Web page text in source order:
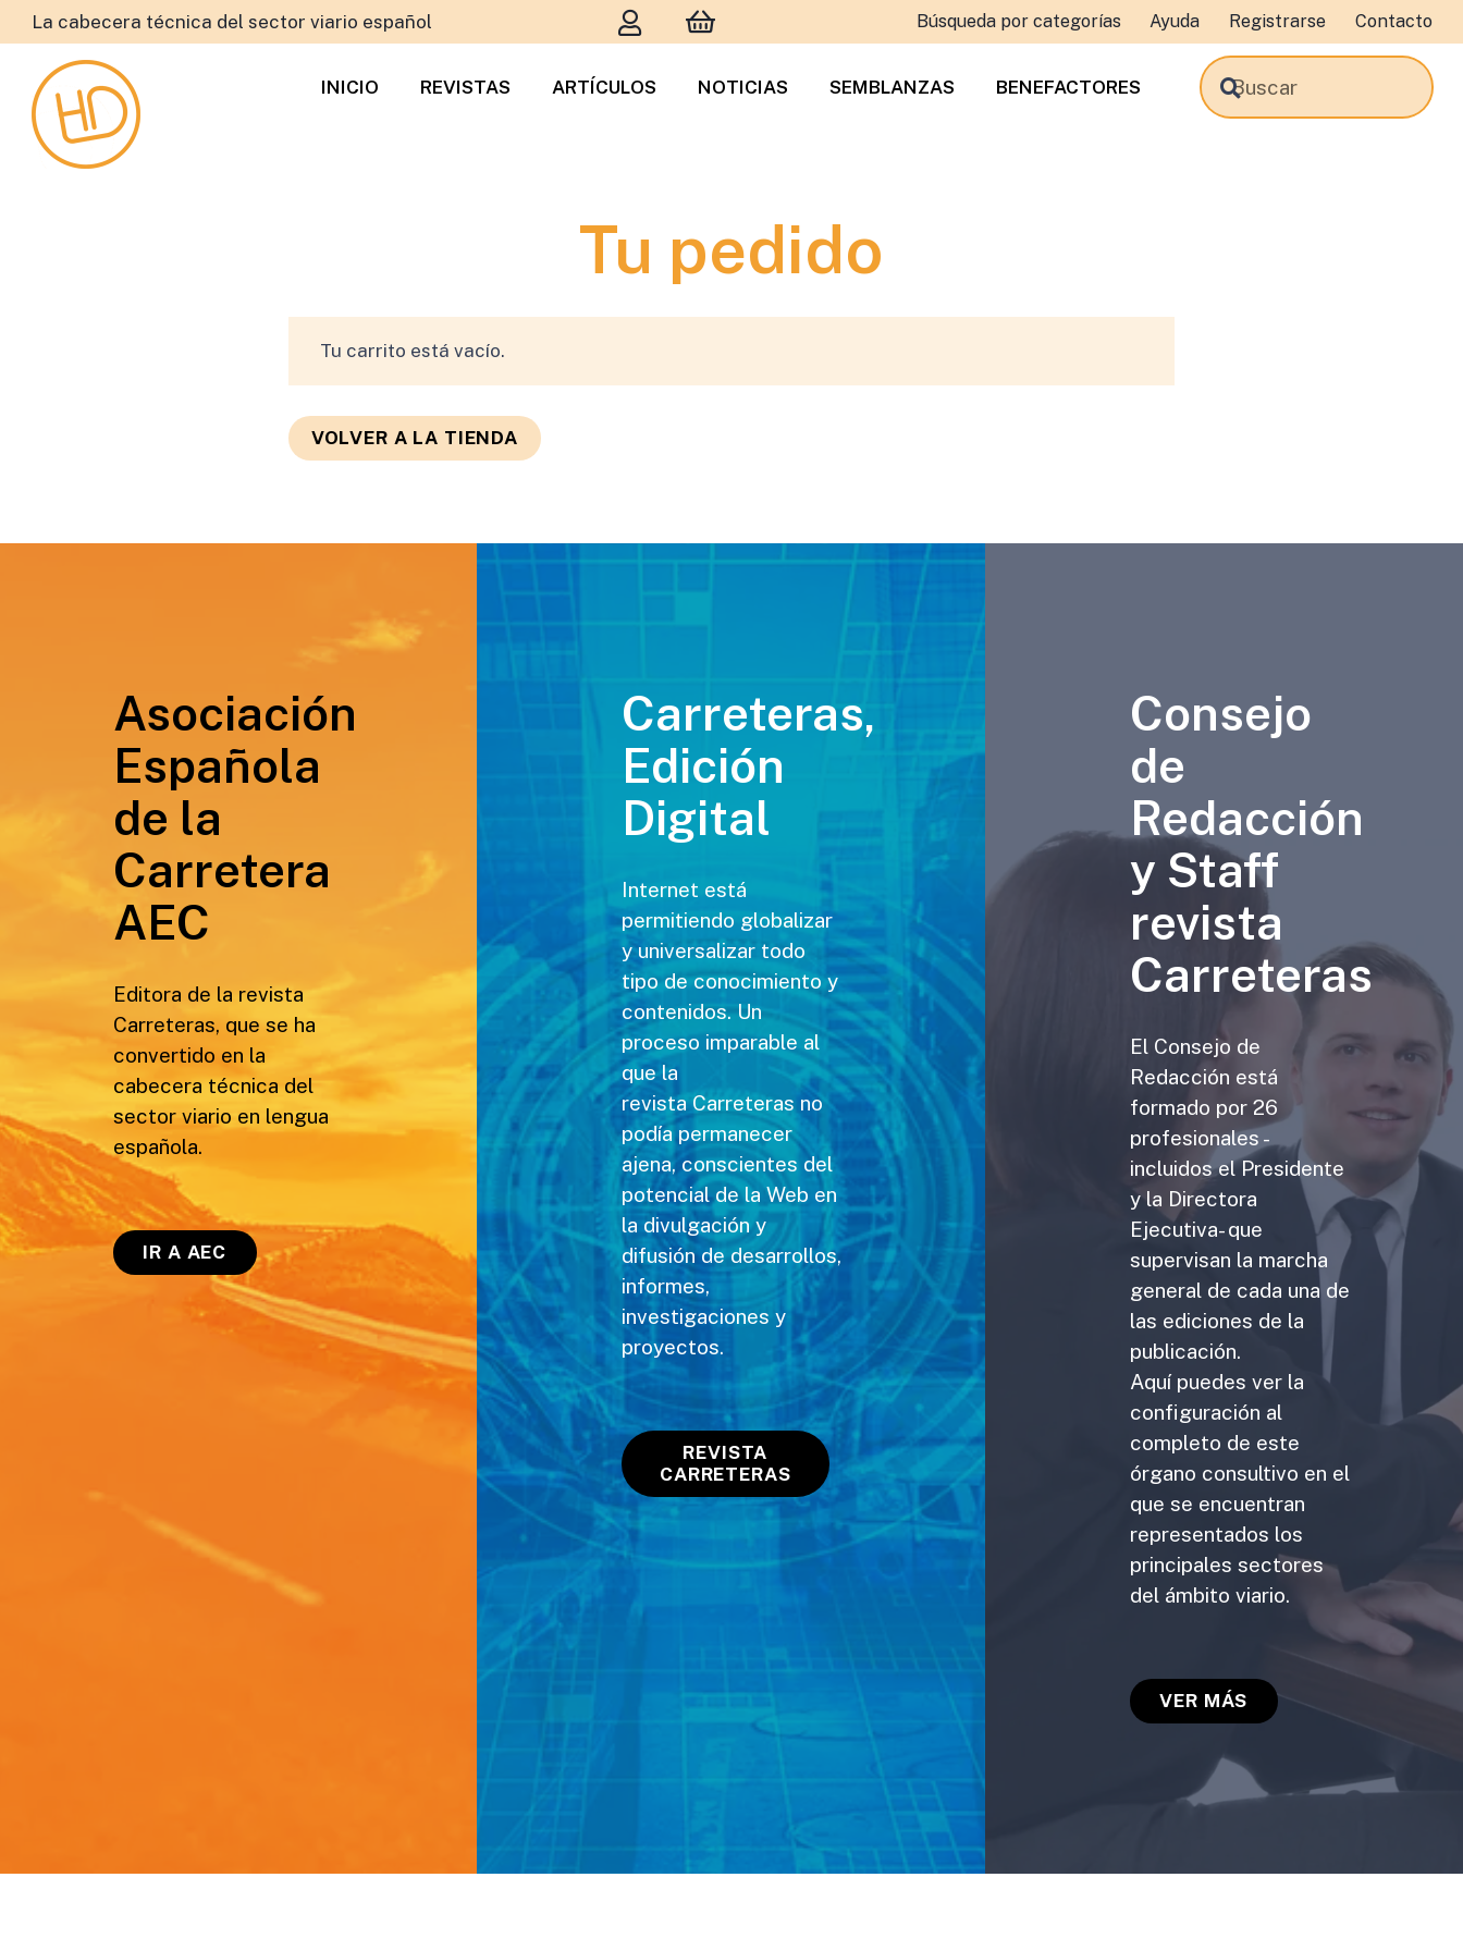
La cabecera técnica del sector viario español Búsqueda por categorías Ayuda Registrarse Contacto
INICIO REVISTAS ARTÍCULOS NOTICIAS SEMBLANZAS BENEFACTORES
Tu pedido
Tu carrito está vacío.
VOLVER A LA TIENDA
Asociación
Española
de la
Carretera
AEC
Editora de la revista
Carreteras, que se ha
convertido en la
cabecera técnica del
sector viario en lengua
española.
IR A AEC
Carreteras,
Edición
Digital
Internet está
permitiendo globalizar
y universalizar todo
tipo de conocimiento y
contenidos. Un
proceso imparable al
que la
revista Carreteras no
podía permanecer
ajena, conscientes del
potencial de la Web en
la divulgación y
difusión de desarrollos,
informes,
investigaciones y
proyectos.
REVISTA
CARRETERAS
Consejo
de
Redacción
y Staff
revista
Carreteras
El Consejo de
Redacción está
formado por 26
profesionales -
incluidos el Presidente
y la Directora
Ejecutiva- que
supervisan la marcha
general de cada una de
las ediciones de la
publicación.
Aquí puedes ver la
configuración al
completo de este
órgano consultivo en el
que se encuentran
representados los
principales sectores
del ámbito viario.
VER MÁS